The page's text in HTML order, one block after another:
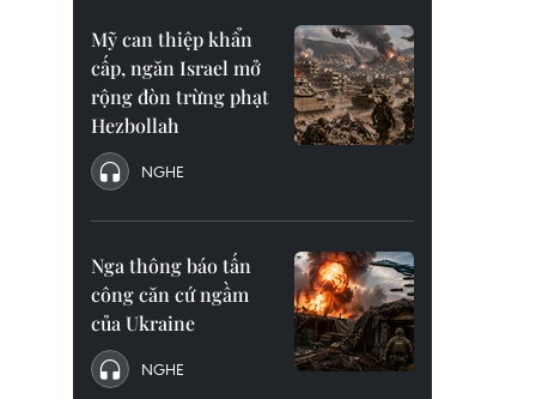
Mỹ can thiệp khẩn
cấp, ngăn Israel mở
rộng đòn trừng phạt
Hezbollah
NGHE
Nga thông báo tấn
công căn cứ ngầm
của Ukraine
NGHE